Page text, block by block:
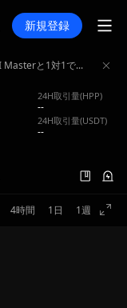
新規登録
24H取引量(HPP)
--
24H取引量(USDT)
--
4時間 1日 1週